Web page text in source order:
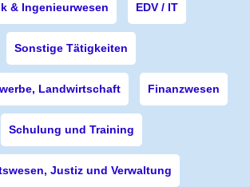
& Ingenieurwesen EDV / IT
Sonstige Tätigkeiten
Landwirtschaft Finanzwesen
Schulung und Training
Justiz und Verwaltung